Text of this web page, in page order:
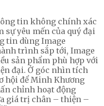
tin không chính xác
yêu mến của quý đại
tin dùng Image
trình sắp tới, Image
sản phẩm phù hợp với
đại. Ở góc nhìn tích
hội để Minh Khương
chỉnh hoạt động
giá trị chân – thiện –